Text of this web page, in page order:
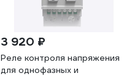
3 920 ₽
Реле контроля напряжения
для однофазных и